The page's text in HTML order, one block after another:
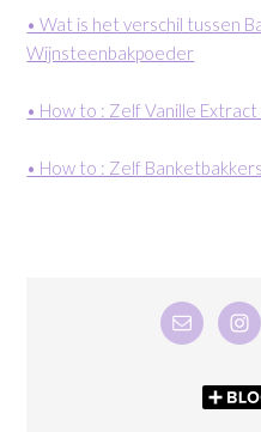
• Wat is het verschil tussen
Wijnsteenbakpoeder
• How to : Zelf Vanille Extract
• How to : Zelf